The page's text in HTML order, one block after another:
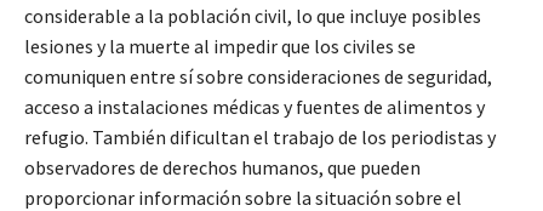
considerable a la población civil, lo que incluye posibles
lesiones y la muerte al impedir que los civiles se
comuniquen entre sí sobre consideraciones de seguridad,
acceso a instalaciones médicas y fuentes de alimentos y
refugio. También dificultan el trabajo de los periodistas y
observadores de derechos humanos, que pueden
proporcionar información sobre la situación sobre el